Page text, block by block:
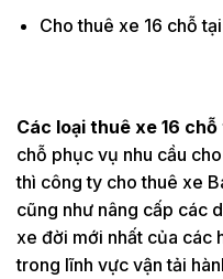
Cho thuê xe 16 chỗ
Các loại thuê xe 16
chỗ phục vụ nhu cầu
thì công ty cho thuê xe
cũng như nâng cấp các
xe đời mới nhất của các
trong lĩnh vực vận tải